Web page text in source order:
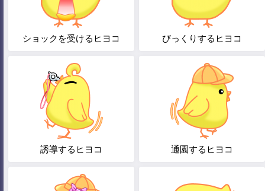
ショックを受けるヒヨコ びっくりするヒヨコ
誘導するヒヨコ 通園するヒヨコ